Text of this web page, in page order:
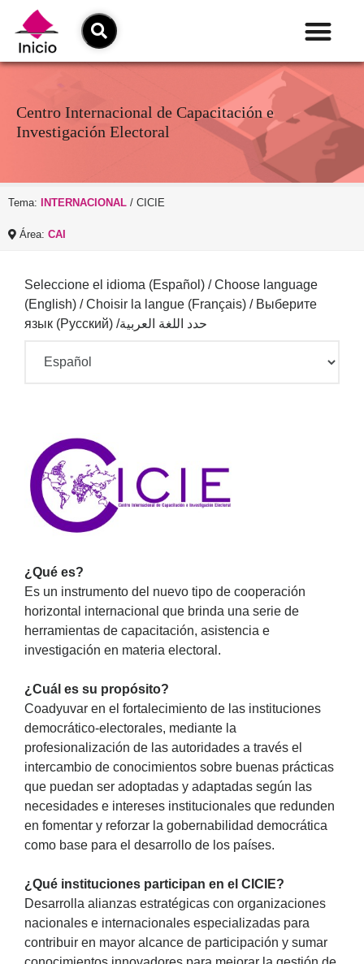
Centro Internacional de Capacitación e
Investigación Electoral
Tema: INTERNACIONAL / CICIE
Área: CAI
Seleccione el idioma (Español) / Choose language
(English) / Choisir la langue (Français) / Выберите
язык (Русский) /حدد اللغة العربية
¿Qué es?
Es un instrumento del nuevo tipo de cooperación
horizontal internacional que brinda una serie de
herramientas de capacitación, asistencia e
investigación en materia electoral.
¿Cuál es su propósito?
Coadyuvar en el fortalecimiento de las instituciones
democrático-electorales, mediante la
profesionalización de las autoridades a través el
intercambio de conocimientos sobre buenas prácticas
que puedan ser adoptadas y adaptadas según las
necesidades e intereses institucionales que redunden
en fomentar y reforzar la gobernabilidad democrática
como base para el desarrollo de los países.
¿Qué instituciones participan en el CICIE?
Desarrolla alianzas estratégicas con organizaciones
nacionales e internacionales especializadas para
contribuir en mayor alcance de participación y sumar